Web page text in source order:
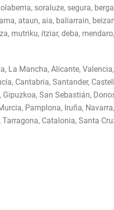
soraluze, segura,
ataun, aia, baliarrain,
mutriku, itziar, deba,
La Mancha, Alicante,
Cantabria, Santander,
San Sebastián,
Pamplona, Iruña,
Catalonia, Santa